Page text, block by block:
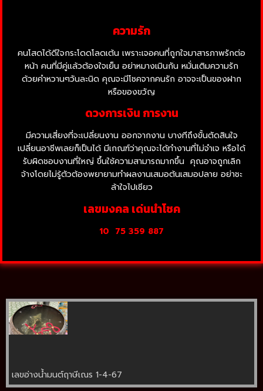
ความรัก
คนโสดได้ดีใจกระโดดโลดเต้น เพราะเจอคนที่ถูกใจมาสารภาพรักต่อ
หน้า คนที่มีคู่แล้วต้องใจเย็น อย่าหมางเมินกัน หมั่นเติมความรัก
ด้วยคำหวานๆวันละนิด คุณจะมีโชคจากคนรัก อาจจะเป็นของฝาก
หรือของขวัญ
ดวงการเงิน การงาน
มีความเสี่ยงที่จะเปลี่ยนงาน ออกจากงาน บางทีถึงขั้นตัดสินใจ
เปลี่ยนอาชีพเลยก็เป็นได้ มีเกณฑ์ว่าคุณจะได้ทำงานที่ไม่จำเจ หรือได้
รับผิดชอบงานที่ใหญ่ ขึ้นใช้ความสามารถมากขึ้น คุณอาจถูกเลิก
จ้างโดยไม่รู้ตัวต้องพยายามทำผลงานเสมอต้นเสมอปลาย อย่าชะ
ล้าใจไปเชียว
เลขมงคล เด่นนำโชค
10 75 359 887
เลขอ่างน้ำมนต์ฤาษีเณร 1-4-67